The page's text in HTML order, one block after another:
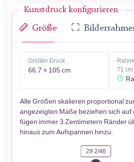
Kunstdruck konfigurieren
Größe
Größter Druck
66.7 × 105 cm
71 cm
Alle Größen skalieren proportional
angezeigten Maße beziehen sich auf
fügen immer 3 Zentimetern Ränder
hinaus zum Aufspannen hinzu.
29.2/46